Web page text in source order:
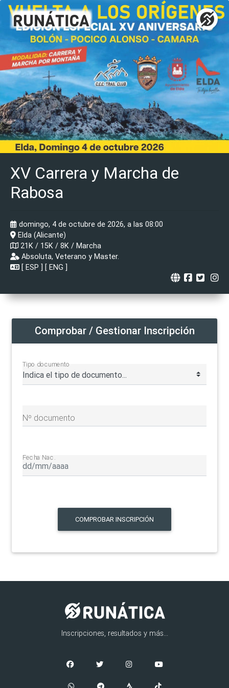
XV Carrera y Marcha de
Rabosa
domingo, 4 de octubre de 2026, a las 08:00
Elda (Alicante)
21K / 15K / 8K / Marcha
Absoluta, Veterano y Master.
[ ESP ] [ ENG ]
Comprobar / Gestionar Inscripción
Tipo documento
Nº documento
Fecha Nac.
COMPROBAR INSCRIPCIÓN
Inscripciones, resultados y más...